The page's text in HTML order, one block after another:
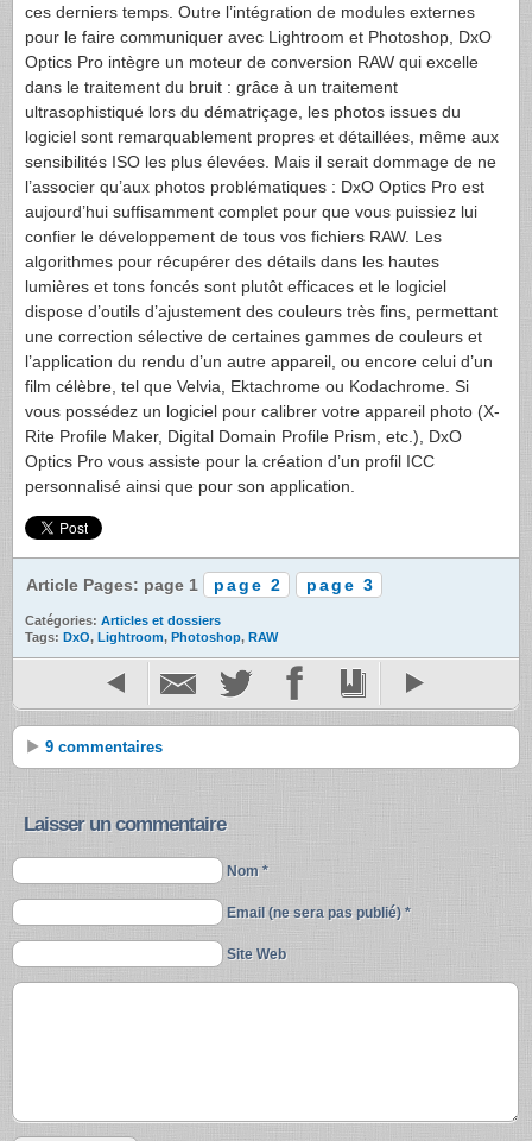
ces derniers temps. Outre l’intégration de modules externes
pour le faire communiquer avec Lightroom et Photoshop, DxO
Optics Pro intègre un moteur de conversion RAW qui excelle
dans le traitement du bruit : grâce à un traitement
ultrasophistiqué lors du dématriçage, les photos issues du
logiciel sont remarquablement propres et détaillées, même aux
sensibilités ISO les plus élevées. Mais il serait dommage de ne
l’associer qu’aux photos problématiques : DxO Optics Pro est
aujourd’hui suffisamment complet pour que vous puissiez lui
confier le développement de tous vos fichiers RAW. Les
algorithmes pour récupérer des détails dans les hautes
lumières et tons foncés sont plutôt efficaces et le logiciel
dispose d’outils d’ajustement des couleurs très fins, permettant
une correction sélective de certaines gammes de couleurs et
l’application du rendu d’un autre appareil, ou encore celui d’un
film célèbre, tel que Velvia, Ektachrome ou Kodachrome. Si
vous possédez un logiciel pour calibrer votre appareil photo (X-
Rite Profile Maker, Digital Domain Profile Prism, etc.), DxO
Optics Pro vous assiste pour la création d’un profil ICC
personnalisé ainsi que pour son application.
Article Pages: page 1 page 2 page 3
Catégories: Articles et dossiers
Tags: DxO, Lightroom, Photoshop, RAW
9 commentaires
Laisser un commentaire
Nom *
Email (ne sera pas publié) *
Site Web